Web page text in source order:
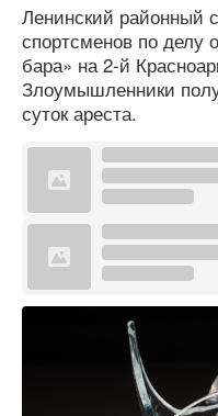
Ленинский районный
спортсменов по делу
бара» на 2-й
Злоумышленники
суток ареста.